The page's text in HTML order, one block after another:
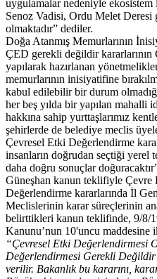
uygulamalar nedeniyle
Senoz Vadisi, Ordu Melet
olmaktadır” dediler.
Doğa Atanmış Memurlarının
ÇED gerekli değildir kararlarının
yapılarak hazırlanan
memurlarının inisiyatifine
kabul edilebilir bir durum
her beş yılda bir yapılan mahalli
hakkına sahip yurttaşlarımız
şehirlerde de belediye meclis
Çevresel Etki Değerlendirme
insanların doğrudan seçtiği yerel
daha doğru sonuçlar
Güneşhan kanun teklifiyle Çevre
Değerlendirme kararlarında İl
Meclislerinin karar süreçlerinin
belirttikleri kanun teklifinde, 9/8/
Kanunu’nun 10'uncu maddesine
“Çevresel Etki Değerlendirmesi
Değerlendirmesi Gerekli Değildir
verilir. Bakanlık bu kararını,